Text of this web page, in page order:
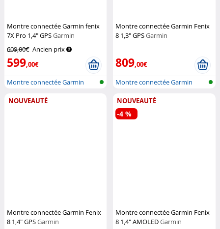
Montre connectée Garmin fenix
7X Pro 1,4" GPSGarmin
609,00€ Ancien prix
599,00€
Montre connectée Garmin
Montre connectée Garmin Fenix
8 1,3" GPSGarmin
809,00€
Montre connectée Garmin
NOUVEAUTÉ
Montre connectée Garmin Fenix
8 1,4" GPSGarmin
NOUVEAUTÉ
Montre connectée Garmin Fenix
8 1,4" AMOLEDGarmin
-4 %